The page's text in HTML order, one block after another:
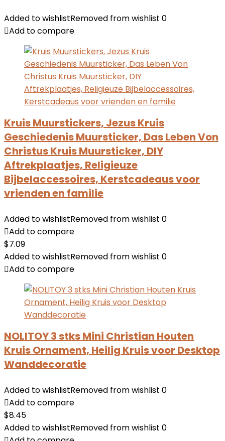
Added to wishlistRemoved from wishlist 0
Add to compare
Kruis Muurstickers, Jezus Kruis
Geschiedenis Muursticker, Das Leben Von
Christus Kruis Muursticker, DIY
Aftrekplaatjes, Religieuze
Bijbelaccessoires, Kerstcadeaus voor
vrienden en familie
Added to wishlistRemoved from wishlist 0
Add to compare
$7.09
Added to wishlistRemoved from wishlist 0
Add to compare
NOLITOY 3 stks Mini Christian Houten
Kruis Ornament, Heilig Kruis voor Desktop
Wanddecoratie
Added to wishlistRemoved from wishlist 0
Add to compare
$8.45
Added to wishlistRemoved from wishlist 0